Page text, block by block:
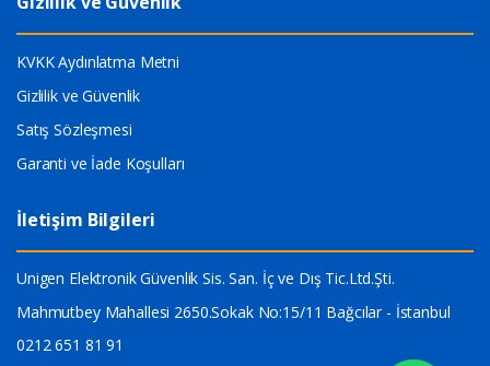
KVKK Aydınlatma Metni
Gizlilik ve Güvenlik
Satış Sözleşmesi
Garanti ve İade Koşulları
İletişim Bilgileri
Unigen Elektronik Güvenlik Sis. San. İç ve Dış Tic.Ltd.Şti.
Mahmutbey Mahallesi 2650.Sokak No:15/11 Bağcılar - İstanbul
0212 651 81 91